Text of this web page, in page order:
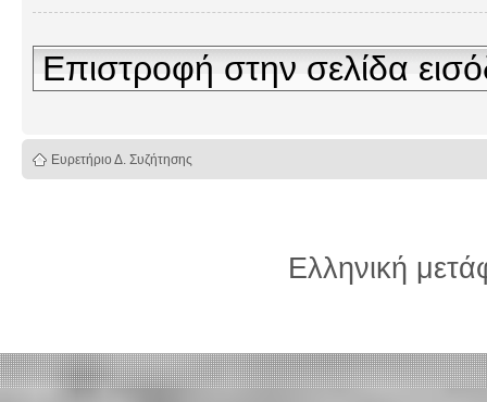
Επιστροφή στην σελίδα
Ευρετήριο Δ. Συζήτησης
Ελληνική